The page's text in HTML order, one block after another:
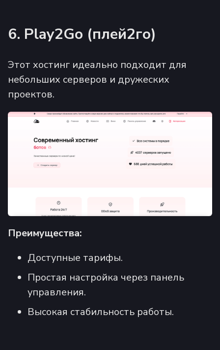
6. Play2Go (плей2го)
Этот хостинг идеально подходит для
небольших серверов и дружеских
проектов.
Преимущества:
Доступные тарифы.
Простая настройка через панель
управления.
Высокая стабильность работы.